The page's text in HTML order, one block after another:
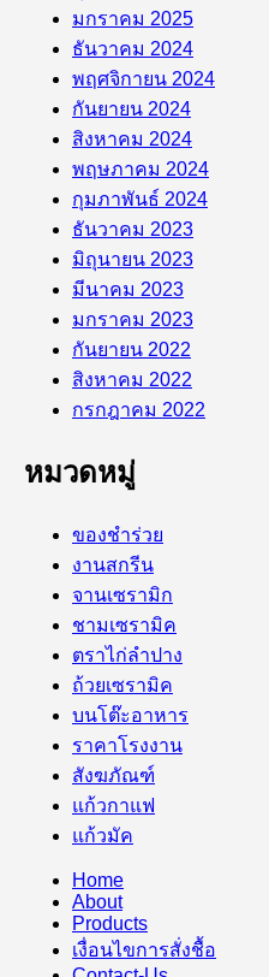
มกราคม 2025
ธันวาคม 2024
พฤศจิกายน 2024
กันยายน 2024
สิงหาคม 2024
พฤษภาคม 2024
กุมภาพันธ์ 2024
ธันวาคม 2023
มิถุนายน 2023
มีนาคม 2023
มกราคม 2023
กันยายน 2022
สิงหาคม 2022
กรกฎาคม 2022
หมวดหมู่
ของชำร่วย
งานสกรีน
จานเซรามิก
ชามเซรามิค
ตราไก่ลำปาง
ถ้วยเซรามิค
บนโต๊ะอาหาร
ราคาโรงงาน
สังฆภัณฑ์
แก้วกาแฟ
แก้วมัค
Home
About
Products
เงื่อนไขการสั่งชื้อ